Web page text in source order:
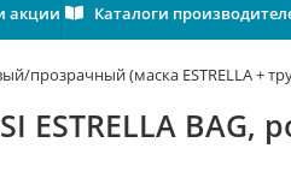
акции Каталоги
прозрачный (маска ESTRELLA +
ESTRELLA